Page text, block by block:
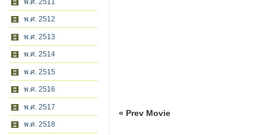
พ.ศ. 2511
พ.ศ. 2512
พ.ศ. 2513
พ.ศ. 2514
พ.ศ. 2515
พ.ศ. 2516
พ.ศ. 2517
พ.ศ. 2518
« Prev Movie